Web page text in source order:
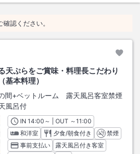
認ください。
天ぷらをご賞味・料理長こだわり
基本料理）
間+ベットルーム 露天風呂客室禁煙
風呂付
INチェックイン
14:00 ～ | OUT チェックアウト
～11:00
和洋室
夕食/朝食付き
禁煙
事前支払い
露天風呂付き客室